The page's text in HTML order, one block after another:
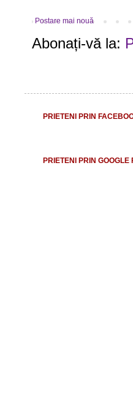
Postare mai nouă
Abonați-vă la:
PRIETENI PRIN
PRIETENI PRIN